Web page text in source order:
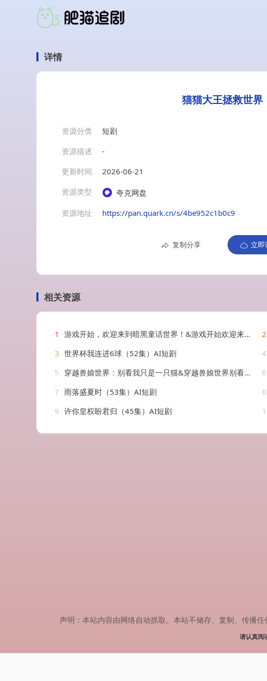
详情
猫猫大王拯救世
资源分类
短剧
资源描述
-
更新时间
2026-06-21
资源类型
夸克网盘
资源地址
https://pan.quark.cn/s/4be952c1b0c9
复制分享 立即
相关资源
1 游戏开始，欢迎来到暗黑童话世界！&游戏开始欢迎来到暗黑童话世界（93集）AI短剧 2
3 世界杯我连进6球（52集）AI短剧 4
5 穿越兽娘世界：别看我只是一只猫&穿越兽娘世界别看我只是一只猫（99集）AI短剧 6
7 雨落盛夏时（53集）AI短剧 8
9 许你皇权盼君归（45集）AI短剧
声明：本站内容由网络自动抓取。本站不储存、复制、传播
请认真阅